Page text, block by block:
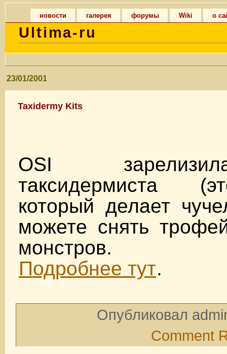
новости галерея форумы Wiki о
Ultima-ru
23/01/2001
Taxidermy Kits
OSI
таксидермиста
который делает
можете снять
монстров.
Подробнее тут.
Опубликовал
Comment